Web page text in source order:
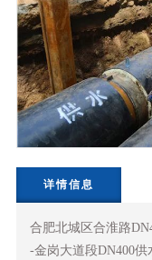
详情信息
合肥北城区合淮路
-金岗大道段DN400供